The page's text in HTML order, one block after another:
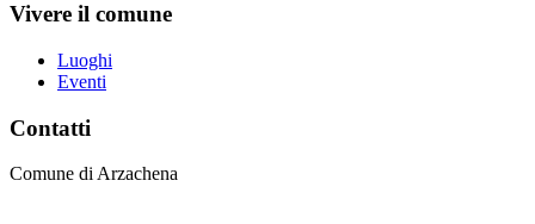
Vivere il comune
Luoghi
Eventi
Contatti
Comune di Arzachena